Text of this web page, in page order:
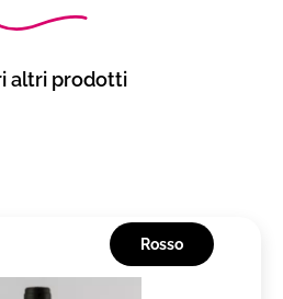
altri prodotti
Rosso